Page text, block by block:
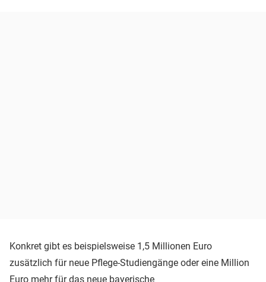
Konkret gibt es beispielsweise 1,5 Millionen Euro
zusätzlich für neue Pflege-Studiengänge oder eine Million
Euro mehr für das neue bayerische